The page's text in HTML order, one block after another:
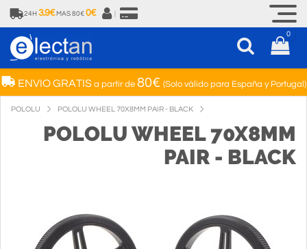
24H 3.9€ MAS 80€ 0€
0
ENVIO GRATISa partir de 80€ (Solo válido para España y Portugal)
POLOLU POLOLU WHEEL 70X8MM PAIR - BLACK
POLOLU WHEEL 70X8MM
PAIR - BLACK